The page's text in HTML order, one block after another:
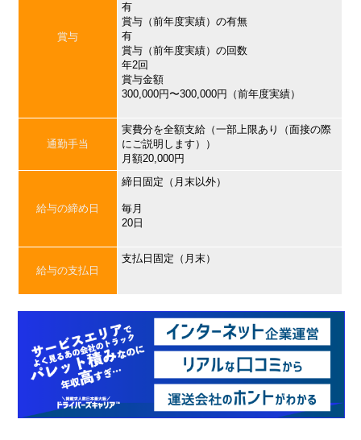
賞与
有
賞与（前年度実績）の有無
有
賞与（前年度実績）の回数
年2回
賞与金額
300,000円〜300,000円（前年度実績）
通勤手当
実費分を全額支給（一部上限あり（面接の際
にご説明します））
月額20,000円
給与の締め日
締日固定（月末以外）
毎月
20日
給与の支払日
支払日固定（月末）